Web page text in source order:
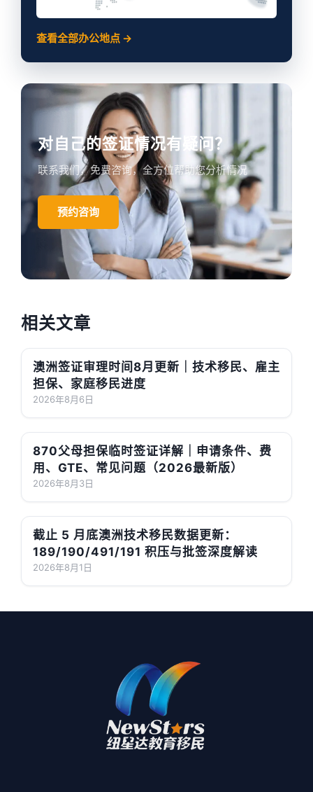
查看全部办公地点 →
对自己的签证情况有疑问？
联系我们，免费咨询，全方位帮助您分析情况
预约咨询
相关文章
澳洲签证审理时间8月更新｜技术移民、雇主
担保、家庭移民进度
2026年8月6日
870父母担保临时签证详解｜申请条件、费
用、GTE、常见问题（2026最新版）
2026年8月3日
截止 5 月底澳洲技术移民数据更新：
189/190/491/191 积压与批签深度解读
2026年8月1日